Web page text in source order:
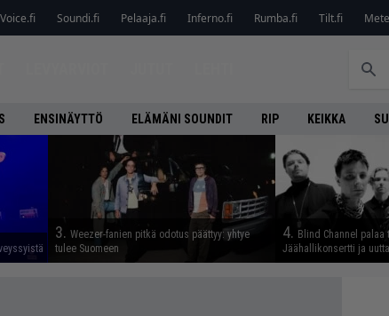
Voice.fi Soundi.fi Pelaaja.fi Inferno.fi Rumba.fi Tilt.fi
ENSINÄYTTÖ ELÄMÄNI SOUNDIT RIP KEIKKA
3. Weezer-fanien pitkä odotus päättyy: yhtye
tulee Suomeen
4. Blind Channel palaa
Jäähallikonsertti ja